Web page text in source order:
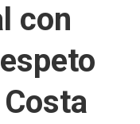
con